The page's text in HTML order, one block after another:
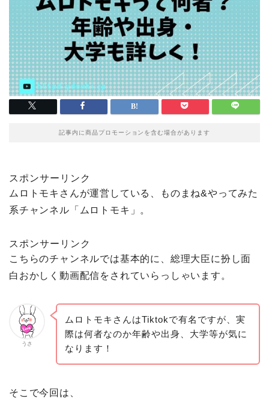
記事内に商品プロモーションを含む場合があります
スポンサーリンク
ムロトモキさんが運営している、ものまね&やってみた
系チャンネル「ムロトモキ」。
スポンサーリンク
こちらのチャンネルでは基本的に、総理大臣に扮し面
白おかしく動画配信をされていらっしゃいます。
うさ
ムロトモキさんはTiktokで有名ですが、実
際は何者なのか年齢や出身、大学等が気に
なります！
そこで今回は、